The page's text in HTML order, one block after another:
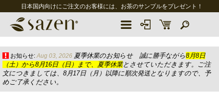
日本国内向けにご注文のお客様には、お茶のサンプルをプレゼント！
お知らせ: Aug 03, 2026 夏季休業のお知らせ 誠に勝手ながら8月8日
（土）から8月16日（日）まで、夏季休業とさせていただきます。ご注
文につきましては、8月17日（月）以降に順次発送となりますので、予
めご了承ください。